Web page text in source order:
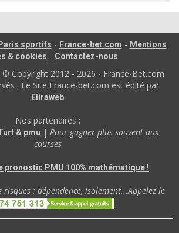
Paris sportifs - France-bet.com - Mentions
& cookies - Contactez-nous
© Copyright 2012 - 2026 - France-Bet.com
. Le Site France-bet.com est édité par
Eliraweb
Nos partenaires :
& pmu | Pour gagner plus souvent aux
courses
pronostic PMU 100% mathématique !
risques : dépendence, isolement...Appelez le